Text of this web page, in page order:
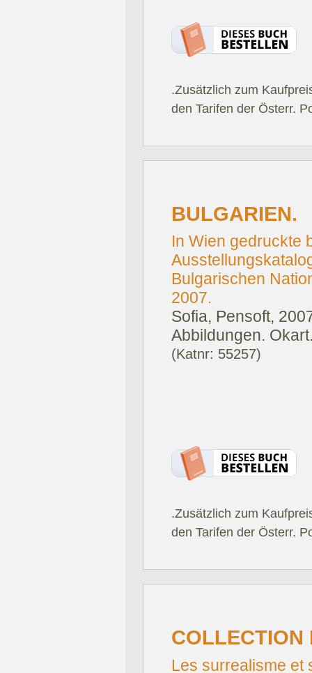
.Zusätzlich zum
den Tarifen der Österr.
BULGARIEN.
In Wien gedruckte
Bulgarischen
2007.
Sofia, Pensoft,
Abbildungen.
(Katnr: 55257)
.Zusätzlich zum
den Tarifen der Österr.
COLLECTION
Les surrealisme et